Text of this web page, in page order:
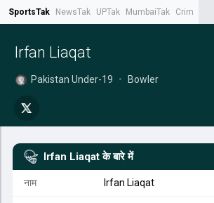
SportsTak NewsTak UPTak MumbaiTak CrimeTak
Irfan Liaqat
Pakistan Under-19 • Bowler
Irfan Liaqat के बारे में
नाम Irfan Liaqat